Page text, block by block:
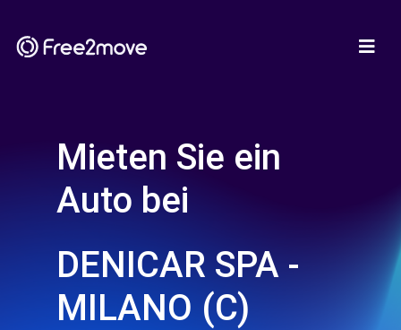
Mieten Sie ein
Auto bei
DENICAR SPA -
MILANO (C)